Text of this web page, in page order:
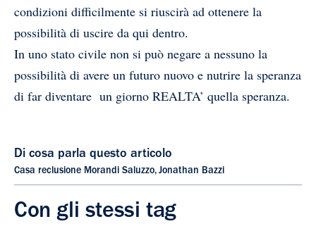
condizioni difficilmente si riuscirà ad ottenere la
possibilità di uscire da qui dentro.
In uno stato civile non si può negare a nessuno la
possibilità di avere un futuro nuovo e nutrire la speranza
di far diventare un giorno REALTA’ quella speranza.
Di cosa parla questo articolo
Casa reclusione Morandi Saluzzo, Jonathan Bazzi
Con gli stessi tag